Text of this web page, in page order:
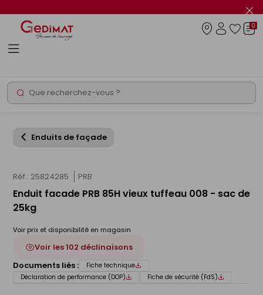
le
info
Rechercher
0
Enduits de façade
Réf : 25824285 PRB
Enduit facade PRB 85H vieux tuffeau 008 - sac de
25kg
Voir prix et disponibilité en magasin
Voir les 102 déclinaisons
Documents liés :
Fiche technique
Déclaration de performance (DOP)
Fiche de sécurité (FdS)